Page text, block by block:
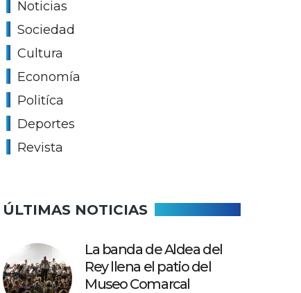
Noticias
Sociedad
Cultura
Economía
Politíca
Deportes
Revista
ÚLTIMAS NOTICIAS
La banda de Aldea del
Rey llena el patio del
Museo Comarcal